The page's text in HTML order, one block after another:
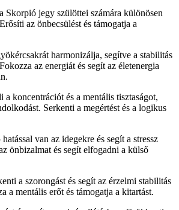
Skorpió jegy szülöttei számára különösen
az önbecsülést és támogatja a
harmonizálja, segítve a stabilitás
az energiát és segít az életenergia
koncentrációt és a mentális tisztaságot,
Serkenti a megértést és a logikus
van az idegekre és segít a stressz
önbizalmat és segít elfogadni a külső
a szorongást és segít az érzelmi stabilitás
a mentális erőt és támogatja a kitartást.